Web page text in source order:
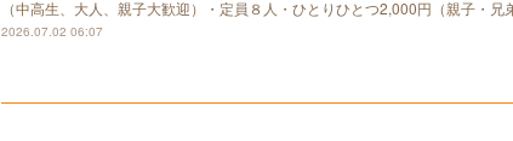
（中高生、大人、親子大歓迎）・定員８人・ひとりひとつ2,000円（親子・
2026.07.02 06:07